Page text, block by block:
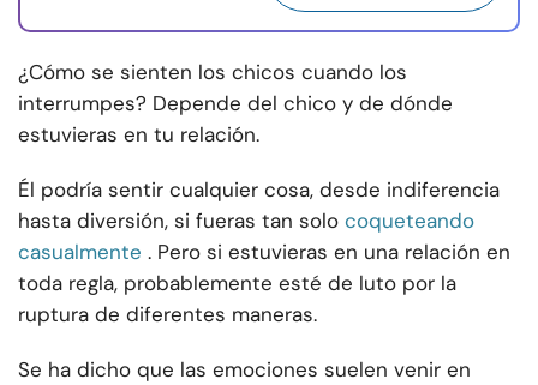
¿Cómo se sienten los chicos cuando los
interrumpes? Depende del chico y de dónde
estuvieras en tu relación.
Él podría sentir cualquier cosa, desde indiferencia
hasta diversión, si fueras tan solo coqueteando
casualmente . Pero si estuvieras en una relación en
toda regla, probablemente esté de luto por la
ruptura de diferentes maneras.
Se ha dicho que las emociones suelen venir en